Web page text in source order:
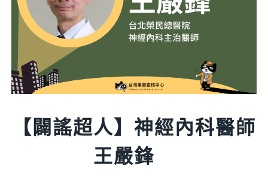
【闢謠超人】神經內科醫師
王嚴鋒